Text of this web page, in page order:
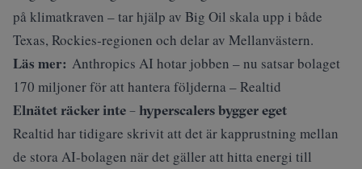
på klimatkraven – tar hjälp av Big Oil skala upp i både
Texas, Rockies‑regionen och delar av Mellanvästern.
Läs mer: Anthropics AI hotar jobben – nu satsar bolaget
170 miljoner för att hantera följderna – Realtid
Elnätet räcker inte – hyperscalers bygger eget
Realtid har tidigare skrivit att det är kapprustning mellan
de stora AI-bolagen när det gäller att hitta energi till